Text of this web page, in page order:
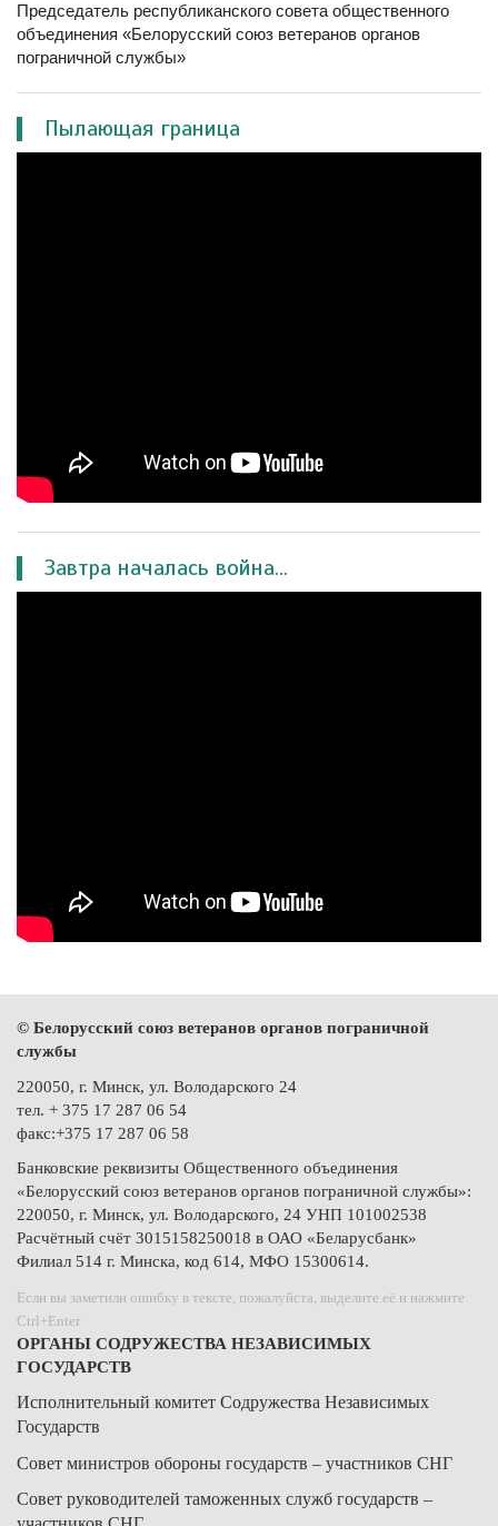
Председатель республиканского совета общественного
объединения «Белорусский союз ветеранов органов
пограничной службы»
Пылающая граница
Завтра началась война...
© Белорусский союз ветеранов органов пограничной
службы
220050, г. Минск, ул. Володарского 24
тел. + 375 17 287 06 54
факс:+375 17 287 06 58
Банковские реквизиты Общественного объединения
«Белорусский союз ветеранов органов пограничной службы»:
220050, г. Минск, ул. Володарского, 24 УНП 101002538
Расчётный счёт 3015158250018 в ОАО «Беларусбанк»
Филиал 514 г. Минска, код 614, МФО 15300614.
Если вы заметили ошибку в тексте, пожалуйста, выделите её и нажмите
Ctrl+Enter
ОРГАНЫ СОДРУЖЕСТВА НЕЗАВИСИМЫХ
ГОСУДАРСТВ
Исполнительный комитет Содружества Независимых
Государств
Совет министров обороны государств – участников СНГ
Совет руководителей таможенных служб государств –